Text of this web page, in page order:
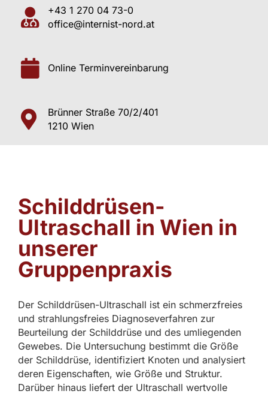
+43 1 270 04 73-0
office@internist-nord.at
Online Terminvereinbarung
Brünner Straße 70/2/401
1210 Wien
Schilddrüsen-
Ultraschall in Wien in
unserer
Gruppenpraxis
Der Schilddrüsen-Ultraschall ist ein schmerzfreies
und strahlungsfreies Diagnoseverfahren zur
Beurteilung der Schilddrüse und des umliegenden
Gewebes. Die Untersuchung bestimmt die Größe
der Schilddrüse, identifiziert Knoten und analysiert
deren Eigenschaften, wie Größe und Struktur.
Darüber hinaus liefert der Ultraschall wertvolle